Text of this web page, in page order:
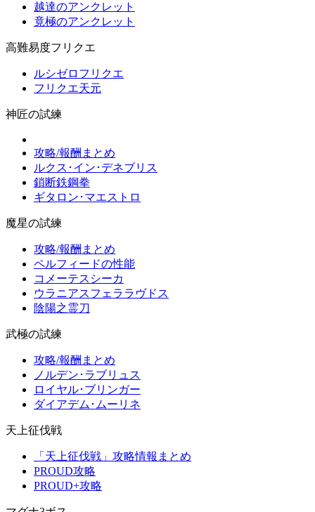
越達のアンクレット
竟極のアンクレット
高難易度フリクエ
ルシゼロフリクエ
フリクエ天元
神匠の試練
攻略/報酬まとめ
ルクス･イン･デネブリス
鎖断鉄鋼拳
ギタロン･マエストロ
魔星の試練
攻略/報酬まとめ
ペルフィードの性能
コメーテスシーカ
ウラニアスフェララヴドス
陰陽之霊刀
武極の試練
攻略/報酬まとめ
ノルデン･ラブリュス
ロイヤル･ブリンガー
ダイアデム･ムーリネ
天上征伐戦
「天上征伐戦」攻略情報まとめ
PROUD攻略
PROUD+攻略